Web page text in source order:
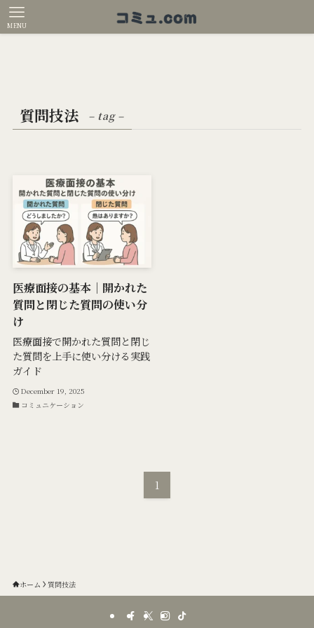
MENU
質問技法 – tag –
医療面接の基本｜開かれた
質問と閉じた質問の使い分
け
医療面接で開かれた質問と閉じ
た質問を上手に使い分ける実践
ガイド
December 19, 2025
コミュニケーション
1
ホーム 質問技法